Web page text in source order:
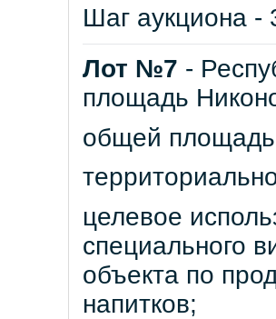
Шаг аукциона -
Лот №7 -
площадь
общей
целевое
специального
объекта по
напитков;